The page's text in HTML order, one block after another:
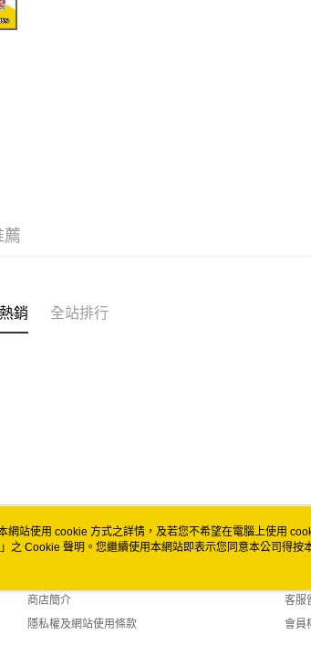
薦
銷 全站排行
關於我們
商店簡介
隱私權及網站使用條款
客
客服
會員
網站使用 cookie 方式之詳情，及若您不希望在電腦上使用
」之 Cookie 聲明。您繼續使用本網站即表示您同意本公司得按